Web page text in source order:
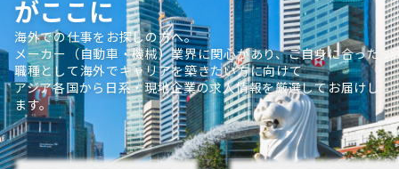
がここに
海外での仕事をお探しの方へ。
メーカー（自動車・機械）業界に関心があり、ご自身に合った
職種として海外でキャリアを築きたい方に向けて
アジア各国から日系・現地企業の求人情報を厳選してお届けし
ます。